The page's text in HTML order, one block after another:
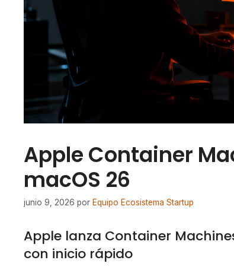
Apple Container
macOS 26
junio 9, 2026 por Equipo Ecosistema Startup
Apple lanza Container
con inicio rápido